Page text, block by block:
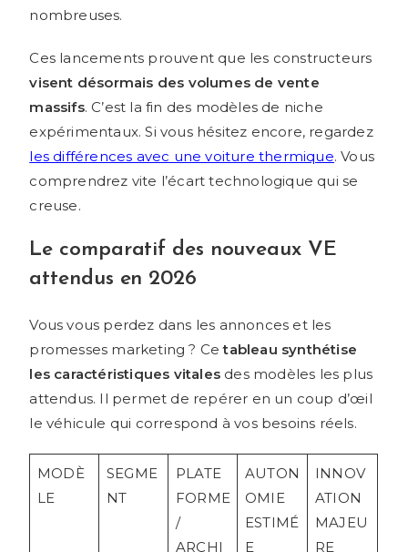
nombreuses.
Ces lancements prouvent que les constructeurs
visent désormais des volumes de vente
massifs. C’est la fin des modèles de niche
expérimentaux. Si vous hésitez encore, regardez
les différences avec une voiture thermique. Vous
comprendrez vite l’écart technologique qui se
creuse.
Le comparatif des nouveaux VE
attendus en 2026
Vous vous perdez dans les annonces et les
promesses marketing ? Cetableau synthétise
les caractéristiques vitales des modèles les plus
attendus. Il permet de repérer en un coup d’œil
le véhicule qui correspond à vos besoins réels.
MODÈ
LE
SEGME
NT
PLATE
FORME
/
ARCHI
AUTON
OMIE
ESTIMÉ
E
INNOV
ATION
MAJEU
RE